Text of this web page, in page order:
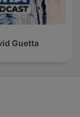
Guetta